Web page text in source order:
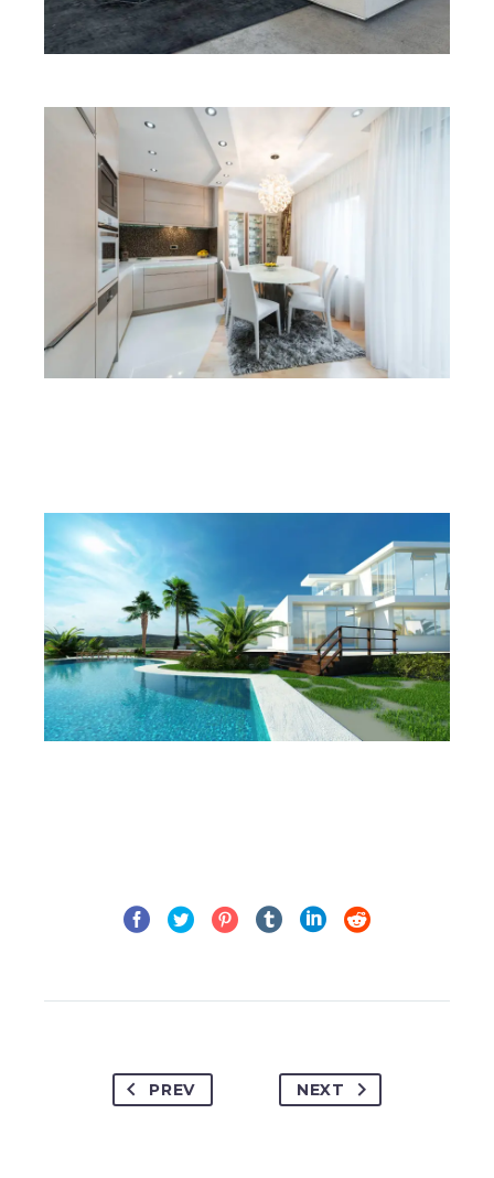
PREV NEXT